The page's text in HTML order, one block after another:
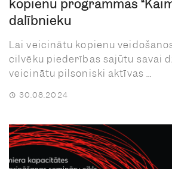
kopienu programmas
dalībnieku
Lai veicinātu kopienu
cilvēku piederības sajūtu savai
veicinātu pilsoniski aktīvas ...
30.08.2024